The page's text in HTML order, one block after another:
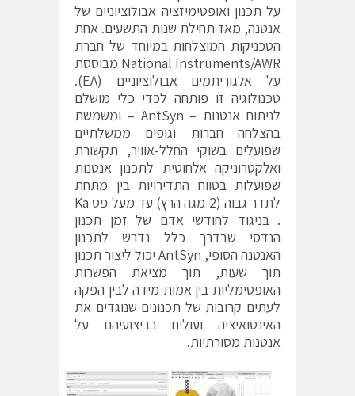
על תכנון ואופטימיזציה אבולוציוניים של
אנטנה, מאז תחילת שנות התשעים. אחת
הטכניקות המוצלחות במיוחד של חברת
National Instruments/AWR מבוססת
על אלגוריתמים אבולוציוניים (EA).
טכנולוגיה זו פותחה לכדי כלי מושלם
לניתוח אנטנות – AntSyn – ומשמשת
בהצלחה חברות וגופים ממשלתיים
שפועלים בשוקי החלל-אוויר, תקשורת
ואלקטרוניקה אלחוטית לתכנון אנטנות
שפועלות בטווח התדירויות בין מתחת
לתדר גבוה (2 מגה הרץ) עד מעל פס Ka
. בניגוד לחודשי אדם של זמן תכנון
הנדסי שבדרך כלל נדרש לתכנון
האנטנה הסופי, AntSyn יכול ליצור תכנון
תוך שעות, תוך מציאת הפשרות
האופטימליות בין אמות מידה לבין הפקה
לעתים קרובות של תכנונים שנוגדים את
האינטואיציה ועולים בביצועיהם על
אנטנות מסורתיות.